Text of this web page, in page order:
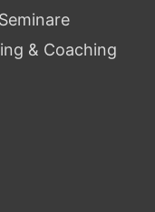
& Coaching